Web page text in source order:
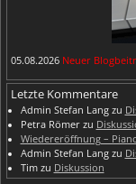
05.08.2026 Neuer
Letzte Kommentare
Admin Stefan Langzu
Petra Römerzu
Wiedereröffnung –
Admin Stefan Langzu
Timzu Diskussion